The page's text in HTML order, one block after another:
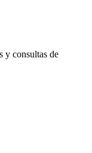
y consultas de